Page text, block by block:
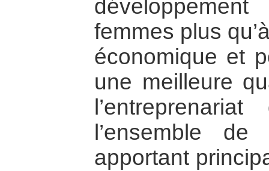
femmes plus
économique et
une meilleure
l’ensemble de
apportant